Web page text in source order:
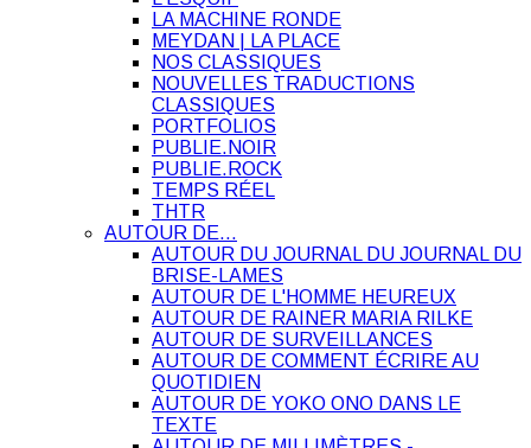
LA MACHINE RONDE
MEYDAN | LA PLACE
NOS CLASSIQUES
NOUVELLES TRADUCTIONS
CLASSIQUES
PORTFOLIOS
PUBLIE.NOIR
PUBLIE.ROCK
TEMPS RÉEL
THTR
AUTOUR DE…
AUTOUR DU JOURNAL DU JOURNAL DU
BRISE-LAMES
AUTOUR DE L'HOMME HEUREUX
AUTOUR DE RAINER MARIA RILKE
AUTOUR DE SURVEILLANCES
AUTOUR DE COMMENT ÉCRIRE AU
QUOTIDIEN
AUTOUR DE YOKO ONO DANS LE
TEXTE